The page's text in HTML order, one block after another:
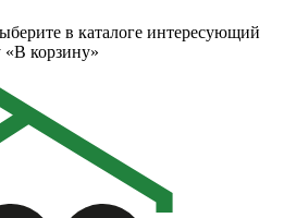
в каталоге интересующий
корзину»